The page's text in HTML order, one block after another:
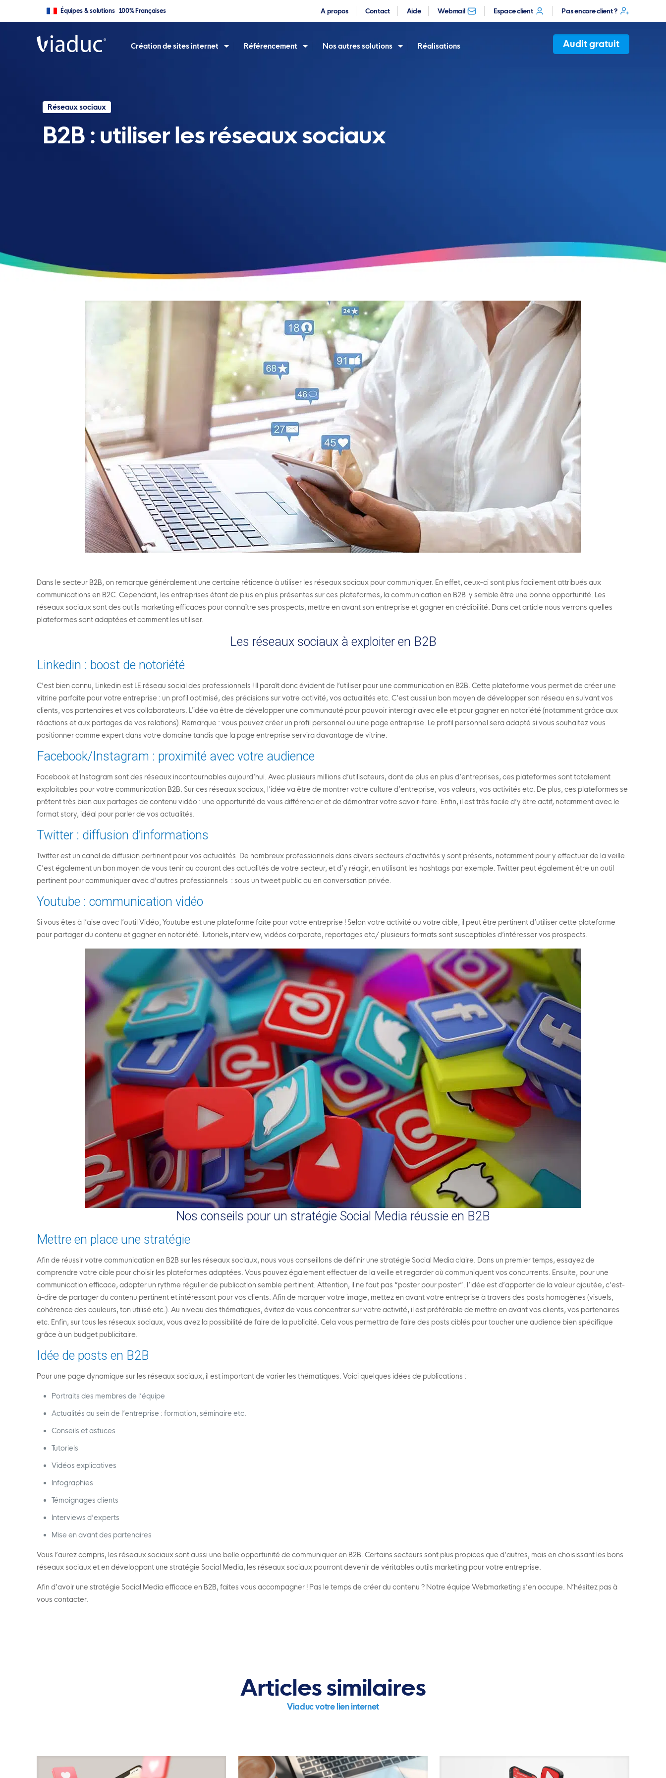
Équipes & solutions 100% Françaises A propos Contact Aide Webmail Espace client Pas encore client ?
Création de sites internet Référencement Nos autres solutions Réalisations Audit gratuit
Réseaux sociaux
B2B : utiliser les réseaux sociaux
Dans le secteur B2B, on remarque généralement une certaine réticence à utiliser les réseaux sociaux pour communiquer. En effet, ceux-ci sont plus facilement attribués aux
communications en B2C. Cependant, les entreprises étant de plus en plus présentes sur ces plateformes, la communication en B2B y semble être une bonne opportunité. Les
réseaux sociaux sont des outils marketing efficaces pour connaître ses prospects, mettre en avant son entreprise et gagner en crédibilité. Dans cet article nous verrons quelles
plateformes sont adaptées et comment les utiliser.
Les réseaux sociaux à exploiter en B2B
Linkedin : boost de notoriété
C’est bien connu, Linkedin est LE réseau social des professionnels ! Il paraît donc évident de l’utiliser pour une communication en B2B. Cette plateforme vous permet de créer une
vitrine parfaite pour votre entreprise : un profil optimisé, des précisions sur votre activité, vos actualités etc. C’est aussi un bon moyen de développer son réseau en suivant vos
clients, vos partenaires et vos collaborateurs. L’idée va être de développer une communauté pour pouvoir interagir avec elle et pour gagner en notoriété (notamment grâce aux
réactions et aux partages de vos relations). Remarque : vous pouvez créer un profil personnel ou une page entreprise. Le profil personnel sera adapté si vous souhaitez vous
positionner comme expert dans votre domaine tandis que la page entreprise servira davantage de vitrine.
Facebook/Instagram : proximité avec votre audience
Facebook et Instagram sont des réseaux incontournables aujourd’hui. Avec plusieurs millions d’utilisateurs, dont de plus en plus d’entreprises, ces plateformes sont totalement
exploitables pour votre communication B2B. Sur ces réseaux sociaux, l’idée va être de montrer votre culture d’entreprise, vos valeurs, vos activités etc. De plus, ces plateformes se
prêtent très bien aux partages de contenu vidéo : une opportunité de vous différencier et de démontrer votre savoir-faire. Enfin, il est très facile d’y être actif, notamment avec le
format story, idéal pour parler de vos actualités.
Twitter : diffusion d’informations
Twitter est un canal de diffusion pertinent pour vos actualités. De nombreux professionnels dans divers secteurs d’activités y sont présents, notamment pour y effectuer de la veille.
C’est également un bon moyen de vous tenir au courant des actualités de votre secteur, et d’y réagir, en utilisant les hashtags par exemple. Twitter peut également être un outil
pertinent pour communiquer avec d’autres professionnels : sous un tweet public ou en conversation privée.
Youtube : communication vidéo
Si vous êtes à l’aise avec l’outil Vidéo, Youtube est une plateforme faite pour votre entreprise ! Selon votre activité ou votre cible, il peut être pertinent d’utiliser cette plateforme
pour partager du contenu et gagner en notoriété. Tutoriels,interview, vidéos corporate, reportages etc/ plusieurs formats sont susceptibles d’intéresser vos prospects.
Nos conseils pour un stratégie Social Media réussie en B2B
Mettre en place une stratégie
Afin de réussir votre communication en B2B sur les réseaux sociaux, nous vous conseillons de définir une stratégie Social Media claire. Dans un premier temps, essayez de
comprendre votre cible pour choisir les plateformes adaptées. Vous pouvez également effectuer de la veille et regarder où communiquent vos concurrents. Ensuite, pour une
communication efficace, adopter un rythme régulier de publication semble pertinent. Attention, il ne faut pas “poster pour poster”. l’idée est d’apporter de la valeur ajoutée, c’est-
à-dire de partager du contenu pertinent et intéressant pour vos clients. Afin de marquer votre image, mettez en avant votre entreprise à travers des posts homogènes (visuels,
cohérence des couleurs, ton utilisé etc.). Au niveau des thématiques, évitez de vous concentrer sur votre activité, il est préférable de mettre en avant vos clients, vos partenaires
etc. Enfin, sur tous les réseaux sociaux, vous avez la possibilité de faire de la publicité. Cela vous permettra de faire des posts ciblés pour toucher une audience bien spécifique
grâce à un budget publicitaire.
Idée de posts en B2B
Pour une page dynamique sur les réseaux sociaux, il est important de varier les thématiques. Voici quelques idées de publications :
Portraits des membres de l’équipe
Actualités au sein de l’entreprise : formation, séminaire etc.
Conseils et astuces
Tutoriels
Vidéos explicatives
Infographies
Témoignages clients
Interviews d’experts
Mise en avant des partenaires
Vous l’aurez compris, les réseaux sociaux sont aussi une belle opportunité de communiquer en B2B. Certains secteurs sont plus propices que d’autres, mais en choisissant les bons
réseaux sociaux et en développant une stratégie Social Media, les réseaux sociaux pourront devenir de véritables outils marketing pour votre entreprise.
Afin d’avoir une stratégie Social Media efficace en B2B, faites vous accompagner ! Pas le temps de créer du contenu ? Notre équipe Webmarketing s’en occupe. N’hésitez pas à
vous contacter.
Articles similaires
Viaduc votre lien internet